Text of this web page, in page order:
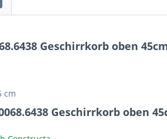
Geschirrkorb oben
cm
Geschirrkorb oben